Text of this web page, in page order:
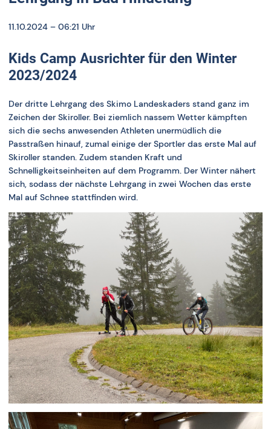
11.10.2024 – 06:21 Uhr
Kids Camp Ausrichter für den Winter
2023/2024
Der dritte Lehrgang des Skimo Landeskaders stand ganz im
Zeichen der Skiroller. Bei ziemlich nassem Wetter kämpften
sich die sechs anwesenden Athleten unermüdlich die
Passtraßen hinauf, zumal einige der Sportler das erste Mal auf
Skiroller standen. Zudem standen Kraft und
Schnelligkeitseinheiten auf dem Programm. Der Winter nähert
sich, sodass der nächste Lehrgang in zwei Wochen das erste
Mal auf Schnee stattfinden wird.